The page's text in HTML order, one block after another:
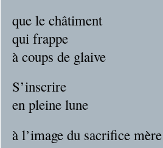
que le châtiment
qui frappe
à coups de glaive
S’inscrire
en pleine lune
à l’image du sacrifice mère